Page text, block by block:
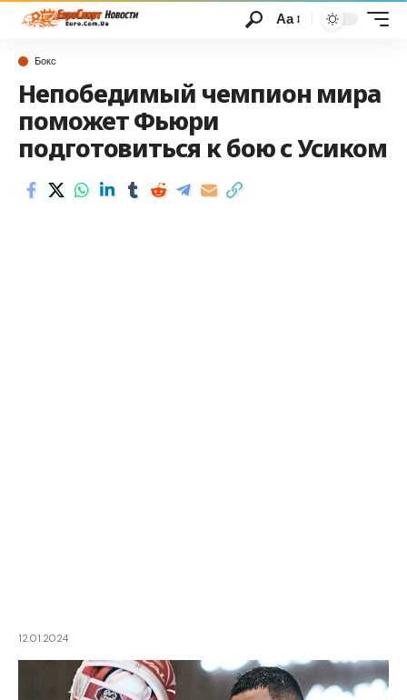
Аа
Бокс
Непобедимый чемпион мира
поможет Фьюри
подготовиться к бою с Усиком
12.01.2024